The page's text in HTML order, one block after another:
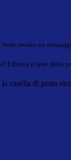
Verrà inviato un
Effettua il reset della
casella di posta